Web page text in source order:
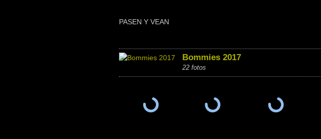
PASEN Y VEAN
Bommies 2017
22 fotos